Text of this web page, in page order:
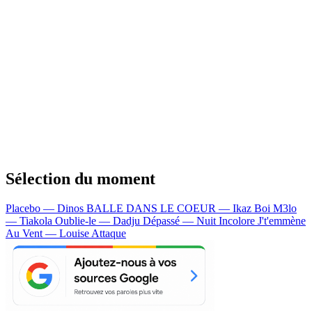
Sélection du moment
Placebo — Dinos BALLE DANS LE COEUR — Ikaz Boi M3lo
— Tiakola Oublie-le — Dadju Dépassé — Nuit Incolore J't'emmène
Au Vent — Louise Attaque